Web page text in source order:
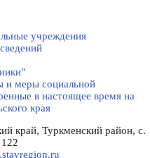
учреждения
и меры социальной
в настоящее время на
края
край, Туркменский район, с.